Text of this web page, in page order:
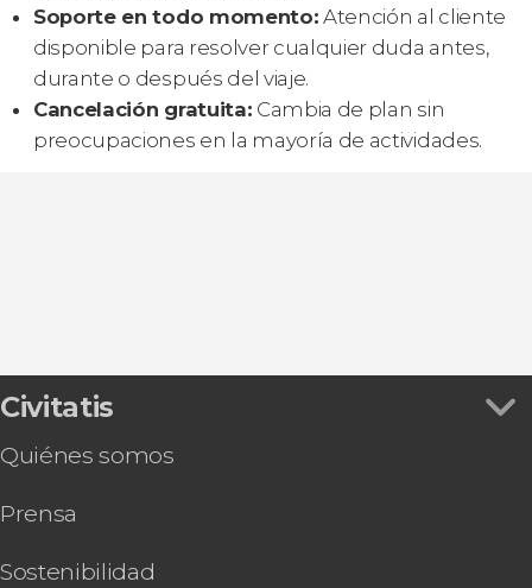
Soporte en todo momento: Atención al cliente
disponible para resolver cualquier duda antes,
durante o después del viaje.
Cancelación gratuita: Cambia de plan sin
preocupaciones en la mayoría de actividades.
Civitatis
Quiénes somos
Prensa
Sostenibilidad